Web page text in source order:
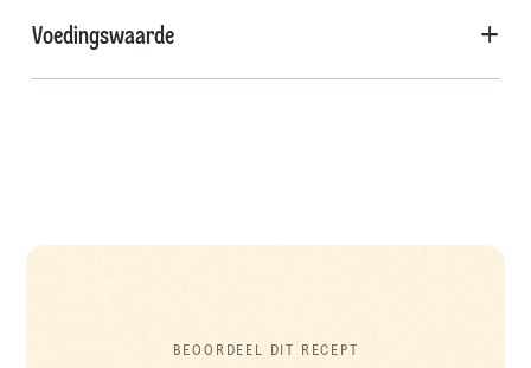
Voedingswaarde
BEOORDEEL DIT RECEPT